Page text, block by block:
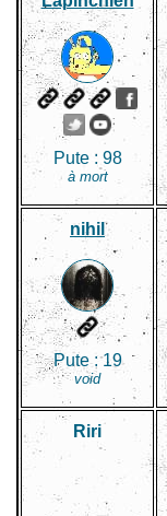
Pute : 98
à mort
nihil
Pute :19
void
Riri